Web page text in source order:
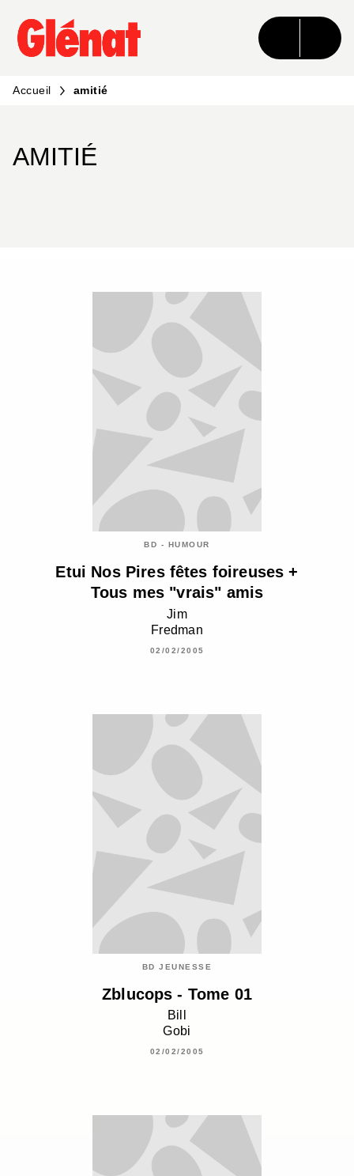
MENU RECHERCHE CONTENU
PIED DE PAGE
Accueil amitié
AMITIÉ
BD - HUMOUR
Etui Nos Pires fêtes foireuses +
Tous mes "vrais" amis
Jim
Fredman
02/02/2005
BD JEUNESSE
Zblucops - Tome 01
Bill
Gobi
02/02/2005